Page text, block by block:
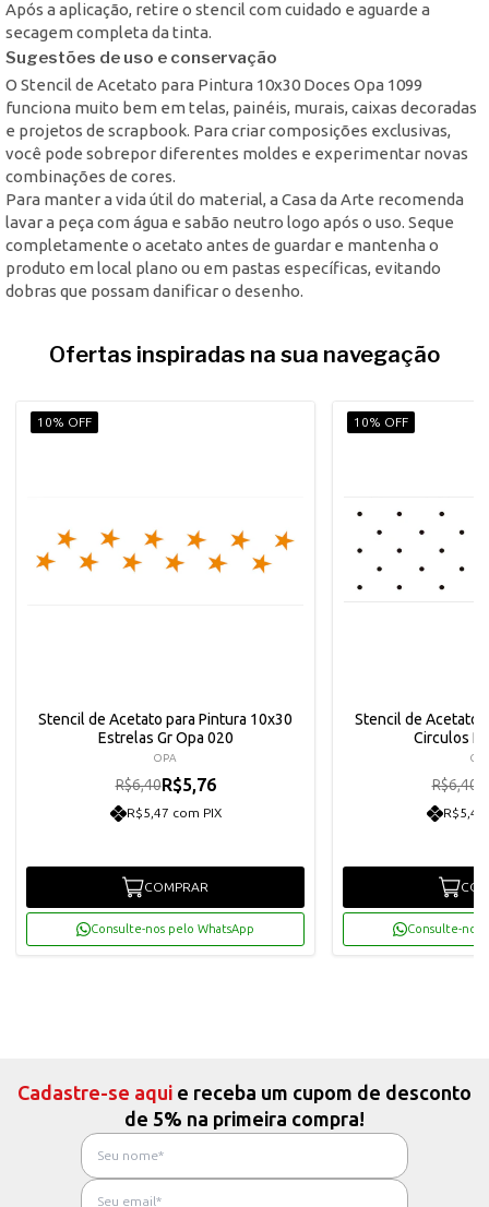
Após a aplicação, retire o stencil com cuidado e aguarde a
secagem completa da tinta.
Sugestões de uso e conservação
O Stencil de Acetato para Pintura 10x30 Doces Opa 1099
funciona muito bem em telas, painéis, murais, caixas decoradas
e projetos de scrapbook. Para criar composições exclusivas,
você pode sobrepor diferentes moldes e experimentar novas
combinações de cores.
Para manter a vida útil do material, a Casa da Arte recomenda
lavar a peça com água e sabão neutro logo após o uso. Seque
completamente o acetato antes de guardar e mantenha o
produto em local plano ou em pastas específicas, evitando
dobras que possam danificar o desenho.
Ofertas inspiradas na sua navegação
10% OFF
Stencil de Acetato para Pintura 10x30
Estrelas Gr Opa 020
OPA
R$6,40R$5,76
R$5,47 com PIX
COMPRAR
Consulte-nos pelo WhatsApp
10% OFF
Stencil de Acetato
Circulos
R$6,40
R$5,47
Consulte-nos
Cadastre-se aqui e receba um cupom de desconto
de 5% na primeira compra!